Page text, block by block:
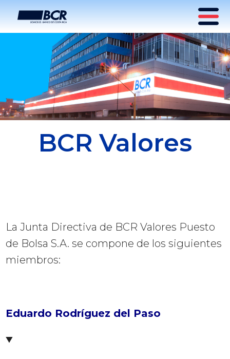
BCR Valores
La Junta Directiva de BCR Valores Puesto
de Bolsa S.A. se compone de los siguientes
miembros:
Eduardo Rodríguez del Paso